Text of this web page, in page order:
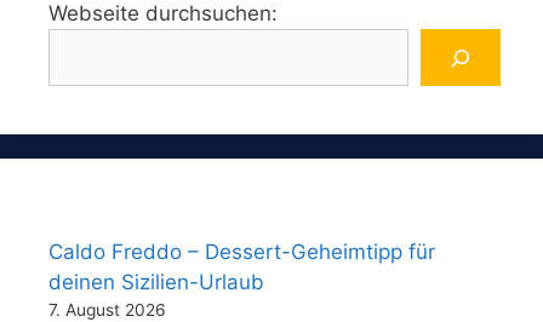
Webseite durchsuchen:
Caldo Freddo – Dessert-Geheimtipp für
deinen Sizilien-Urlaub
7. August 2026